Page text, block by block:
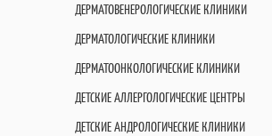
ДЕРМАТОВЕНЕРОЛОГИЧЕСКИЕ КЛИНИКИ
ДЕРМАТОЛОГИЧЕСКИЕ КЛИНИКИ
ДЕРМАТООНКОЛОГИЧЕСКИЕ КЛИНИКИ
ДЕТСКИЕ АЛЛЕРГОЛОГИЧЕСКИЕ ЦЕНТРЫ
ДЕТСКИЕ АНДРОЛОГИЧЕСКИЕ КЛИНИКИ